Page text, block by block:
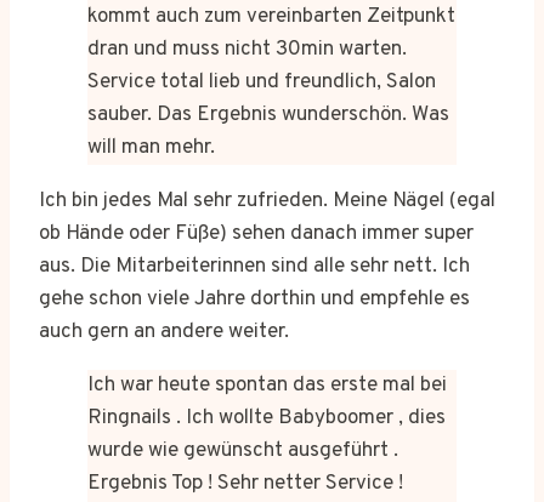
kommt auch zum vereinbarten Zeitpunkt
dran und muss nicht 30min warten.
Service total lieb und freundlich, Salon
sauber. Das Ergebnis wunderschön. Was
will man mehr.
Ich bin jedes Mal sehr zufrieden. Meine Nägel (egal
ob Hände oder Füße) sehen danach immer super
aus. Die Mitarbeiterinnen sind alle sehr nett. Ich
gehe schon viele Jahre dorthin und empfehle es
auch gern an andere weiter.
Ich war heute spontan das erste mal bei
Ringnails . Ich wollte Babyboomer , dies
wurde wie gewünscht ausgeführt .
Ergebnis Top ! Sehr netter Service !